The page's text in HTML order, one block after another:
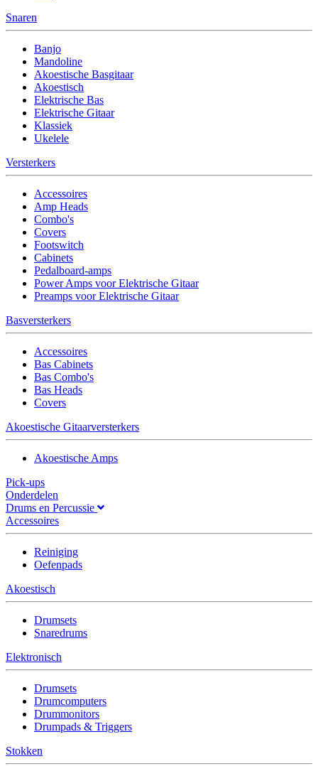
Snaren
Banjo
Mandoline
Akoestische Basgitaar
Akoestisch
Elektrische Bas
Elektrische Gitaar
Klassiek
Ukelele
Versterkers
Accessoires
Amp Heads
Combo's
Covers
Footswitch
Cabinets
Pedalboard-amps
Power Amps voor Elektrische Gitaar
Preamps voor Elektrische Gitaar
Basversterkers
Accessoires
Bas Cabinets
Bas Combo's
Bas Heads
Covers
Akoestische Gitaarversterkers
Akoestische Amps
Pick-ups
Onderdelen
Drums en Percussie
Accessoires
Reiniging
Oefenpads
Akoestisch
Drumsets
Snaredrums
Elektronisch
Drumsets
Drumcomputers
Drummonitors
Drumpads & Triggers
Stokken